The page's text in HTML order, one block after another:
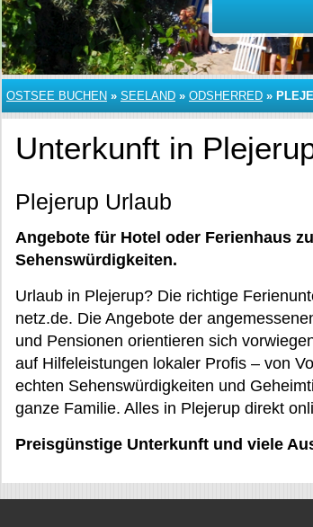
OSTSEE BUCHEN » SEELAND » ODSHERRED »
Unterkunft in
Plejerup Urlaub
Angebote für Hotel oder Ferienhaus
Sehenswürdigkeiten.
Urlaub in Plejerup? Die richtige
netz.de. Die Angebote der
und Pensionen orientieren sich
auf Hilfeleistungen lokaler Profis – von
echten Sehenswürdigkeiten und
ganze Familie. Alles in Plejerup direkt
Preisgünstige Unterkunft und viele